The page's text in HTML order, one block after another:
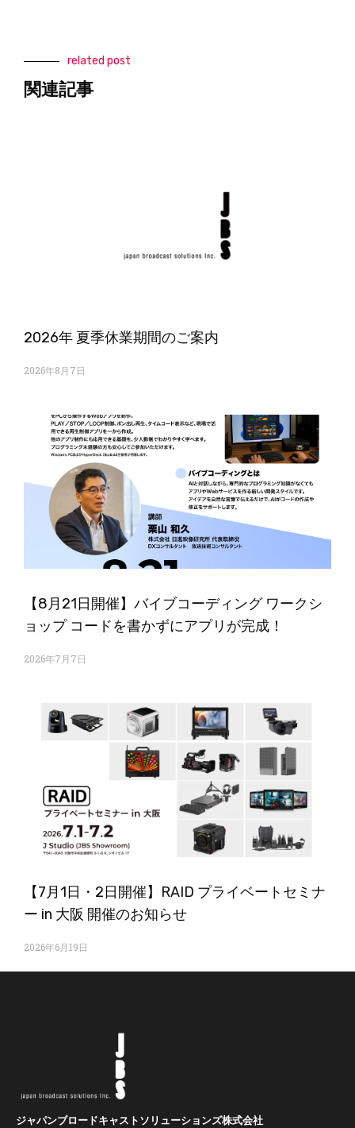
related post
関連記事
2026年 夏季休業期間のご案内
2026年8月7日
【8月21日開催】バイブコーディング ワークシ
ョップ コードを書かずにアプリが完成！
2026年7月7日
【7月1日・2日開催】RAID プライベートセミナ
ー in 大阪 開催のお知らせ
2026年6月19日
ジャパンブロードキャストソリューションズ株式会社